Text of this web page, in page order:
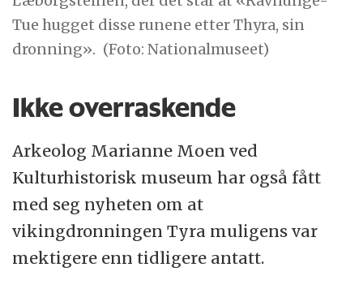
Tue hugget disse runene etter Thyra, sin
dronning». (Foto: Nationalmuseet)
Ikke overraskende
Arkeolog Marianne Moen ved
Kulturhistorisk museum har også fått
med seg nyheten om at
vikingdronningen Tyra muligens var
mektigere enn tidligere antatt.